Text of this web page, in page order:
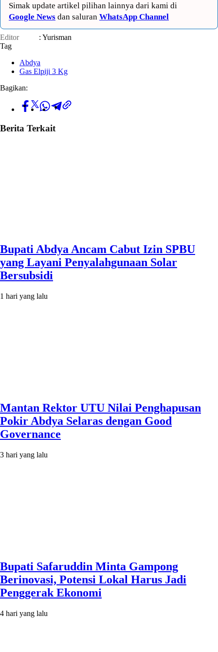
Simak update artikel pilihan lainnya dari kami di
Google News dan saluran WhatsApp Channel
Editor
: Yurisman
Tag
Abdya
Gas Elpiji 3 Kg
Bagikan:
Berita Terkait
Bupati Abdya Ancam Cabut Izin SPBU
yang Layani Penyalahgunaan Solar
Bersubsidi
1 hari yang lalu
Mantan Rektor UTU Nilai Penghapusan
Pokir Abdya Selaras dengan Good
Governance
3 hari yang lalu
Bupati Safaruddin Minta Gampong
Berinovasi, Potensi Lokal Harus Jadi
Penggerak Ekonomi
4 hari yang lalu